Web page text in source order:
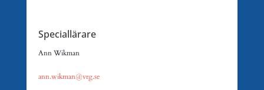
Speciallärare
Ann Wikman
ann.wikman@vrg.se